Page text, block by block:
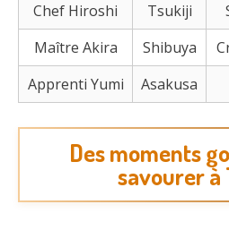
Chef Hiroshi
Tsukiji
Maître Akira
Shibuya
Apprenti Yumi
Asakusa
Des moments
savourer à